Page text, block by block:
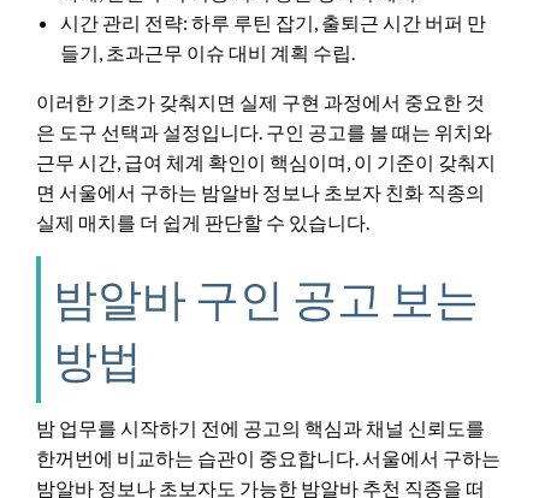
시간 관리 전략: 하루 루틴 잡기, 출퇴근 시간 버퍼 만
들기, 초과근무 이슈 대비 계획 수립.
이러한 기초가 갖춰지면 실제 구현 과정에서 중요한 것
은 도구 선택과 설정입니다. 구인 공고를 볼 때는 위치와
근무 시간, 급여 체계 확인이 핵심이며, 이 기준이 갖춰지
면 서울에서 구하는 밤알바 정보나 초보자 친화 직종의
실제 매치를 더 쉽게 판단할 수 있습니다.
밤알바 구인 공고 보는
방법
밤 업무를 시작하기 전에 공고의 핵심과 채널 신뢰도를
한꺼번에 비교하는 습관이 중요합니다. 서울에서 구하는
밤알바 정보나 초보자도 가능한 밤알바 추천 직종을 떠